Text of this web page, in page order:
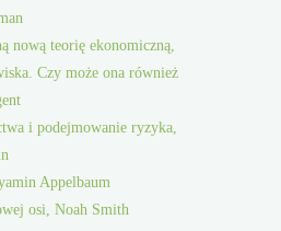
nową teorię ekonomiczną,
Czy może ona również
i podejmowanie ryzyka,
Appelbaum
osi, Noah Smith